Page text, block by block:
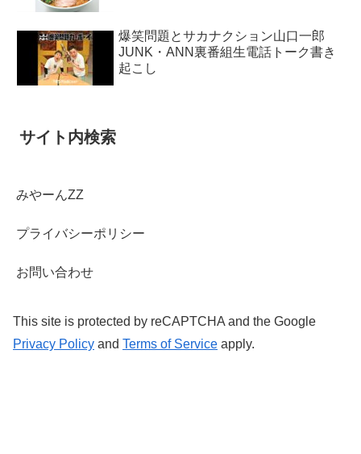
爆笑問題とサカナクション山口一郎
JUNK・ANN裏番組生電話トーク書き
起こし
サイト内検索
みやーんZZ
プライバシーポリシー
お問い合わせ
This site is protected by reCAPTCHA and the Google
Privacy Policy and Terms of Service apply.